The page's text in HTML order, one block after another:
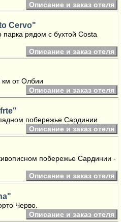
Описание и заказ отеля
Cervo"
рядом с бухтой Costa
Описание и заказ отеля
км от Олбии
Описание и заказ отеля
побережье Сардинии
Описание и заказ отеля
побережье Сардинии -
Описание и заказ отеля
Черво.
Описание и заказ отеля